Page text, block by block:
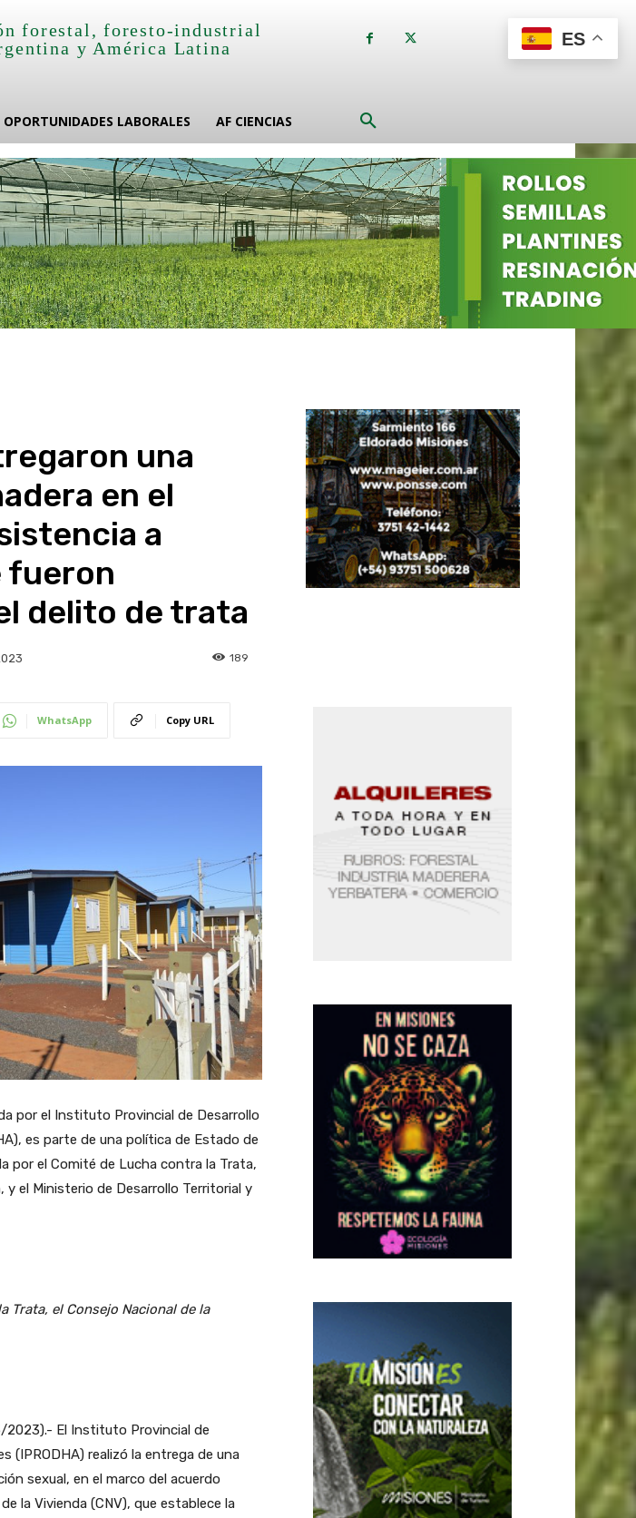
forestal, foresto-industrial
y América Latina
OPORTUNIDADES LABORALES AF CIENCIAS
una
en el
a
fueron
delito de trata
189
WhatsApp Copy URL
por el Instituto Provincial de Desarrollo
es parte de una política de Estado de
por el Comité de Lucha contra la Trata,
y el Ministerio de Desarrollo Territorial y
Trata, el Consejo Nacional de la
2023).- El Instituto Provincial de
(IPRODHA) realizó la entrega de una
sexual, en el marco del acuerdo
la Vivienda (CNV), que establece la
ES